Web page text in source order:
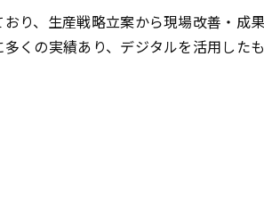
り、生産戦略立案から現場改善・成
くの実績あり、デジタルを活用した